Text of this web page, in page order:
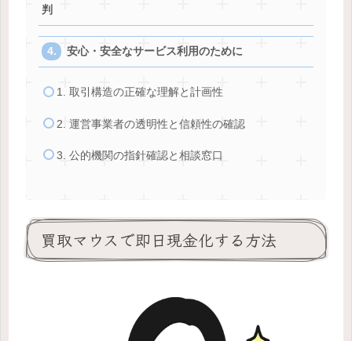
判
安心・安全なサービス利用のために
1. 取引構造の正確な理解と計画性
2. 運営事業者の透明性と信頼性の確認
3. 公的機関の指針確認と相談窓口
買取マウスで即日現金化する方法